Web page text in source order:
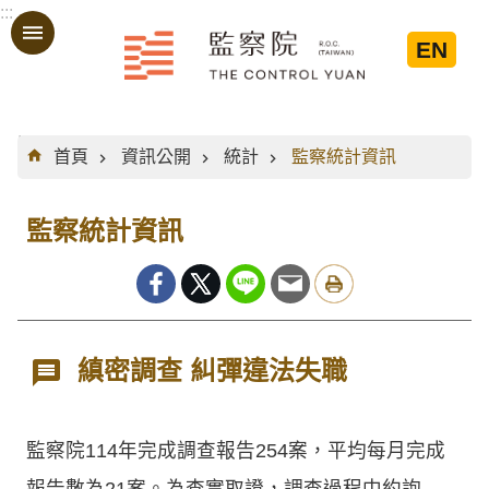
跳到主要內容區塊
:::
EN
:::
首頁
資訊公開 統計 監察統計資訊
監察統計資訊
縝密調查 糾彈違法失職
監察院114年完成調查報告254案，平均每月完成